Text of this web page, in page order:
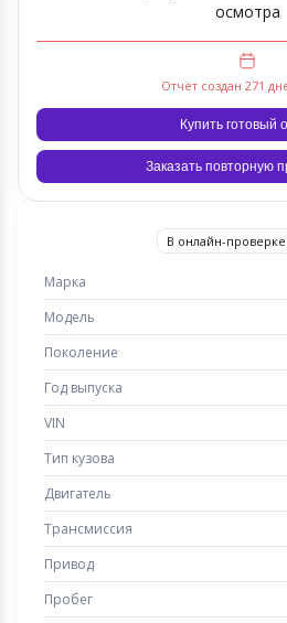
осмотра
Отчёт создан 271
Купить готовый
Заказать повторную
В онлайн-проверке
Марка
Модель
Поколение
Год выпуска
VIN
Тип кузова
Двигатель
Трансмиссия
Привод
Пробег